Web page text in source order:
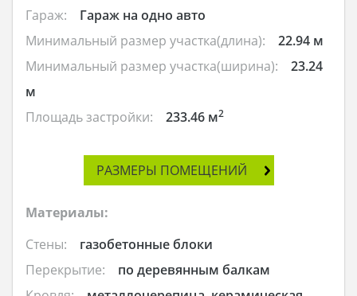
Гараж:
Гараж на одно авто
Минимальный размер участка(длина):
22.94 м
Минимальный размер участка(ширина):
23.24
м
Площадь застройки:
233.46 м2
РАЗМЕРЫ ПОМЕЩЕНИЙ
Материалы:
Стены:
газобетонные блоки
Перекрытие:
по деревянным балкам